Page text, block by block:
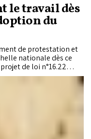
le travail dès
du
de protestation et
nationale dès ce
de loi n°16.22
invoque un choix
du service aux
sur le texte et
dispositions
et aux droits